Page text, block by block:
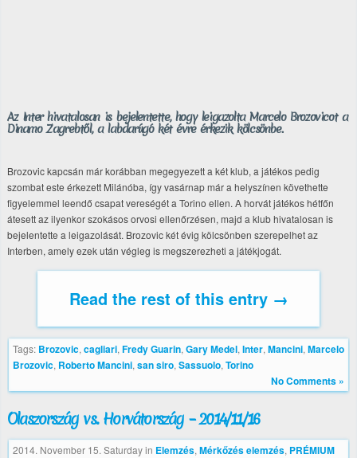
Az Inter hivatalosan is bejelentette, hogy leigazolta Marcelo Brozovicot a
Dinamo Zagrebtől, a labdarúgó két évre érkezik kölcsönbe.
Brozovic kapcsán már korábban megegyezett a két klub, a játékos pedig
szombat este érkezett Milánóba, így vasárnap már a helyszínen követhette
figyelemmel leendő csapat vereségét a Torino ellen. A horvát játékos hétfőn
átesett az ilyenkor szokásos orvosi ellenőrzésen, majd a klub hivatalosan is
bejelentette a leigazolását. Brozovic két évig kölcsönben szerepelhet az
Interben, amely ezek után végleg is megszerezheti a játékjogát.
Read the rest of this entry →
Tags: Brozovic, cagliari, Fredy Guarin, Gary Medel, Inter, Mancini, Marcelo
Brozovic, Roberto Mancini, san siro, Sassuolo, Torino
No Comments »
Olaszország vs. Horvátország – 2014/11/16
2014. November 15. Saturdayin Elemzés, Mérkőzés elemzés, PRÉMIUM